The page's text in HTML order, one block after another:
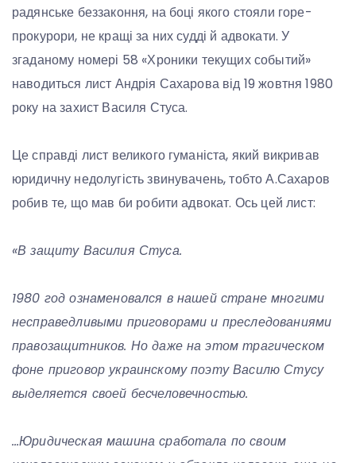
радянське беззаконня, на боці якого стояли горе-
прокурори, не кращі за них судді й адвокати. У
згаданому номері 58 «Хроники текущих событий»
наводиться лист Андрія Сахарова від 19 жовтня 1980
року на захист Василя Стуса.
Це справді лист великого гуманіста, який викривав
юридичну недолугість звинувачень, тобто А.Сахаров
робив те, що мав би робити адвокат. Ось цей лист:
«В защиту Василия Стуса.
1980 год ознаменовался в нашей стране многими
несправедливыми приговорами и преследованиями
правозащитников. Но даже на этом трагическом
фоне приговор украинскому поэту Василю Стусу
выделяется своей бесчеловечностью.
…Юридическая машина сработала по своим